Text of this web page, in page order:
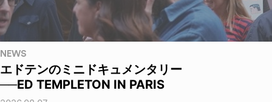
NEWS
エドテンのミニドキュメンタリー
──ED TEMPLETON IN PARIS